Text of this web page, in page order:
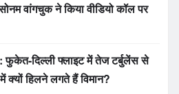
वांगचुक ने किया वीडियो कॉल पर
दिल्ली फ्लाइट में तेज टर्बुलेंस से
हिलने लगते हैं विमान?